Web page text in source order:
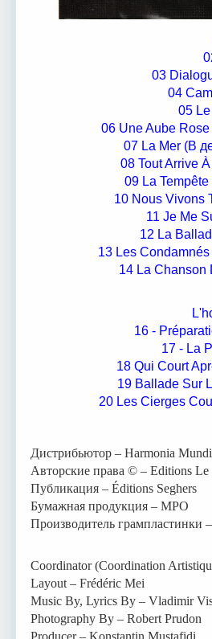
03
04
05
06 Une Aube
07 La Mer (В
08 Tout Arrive
09 La
10 Nous Vivons
11 Je Me
12 La
13 Les
14 La Chanson
16 -
17 - La
18 Qui Court
19 Ballade Sur
20 Les Cierges
Дистрибьютор – Harmonia Mundi
Авторские права © – Editions
Публикация – Éditions Seghers
Бумажная продукция – MPO
Производитель грампластинки
Coordinator (Coordination
Layout – Frédéric Mei
Music By, Lyrics By – Vladimir
Photography By – Robert Prudon
Producer – Konstantin Mustafidi